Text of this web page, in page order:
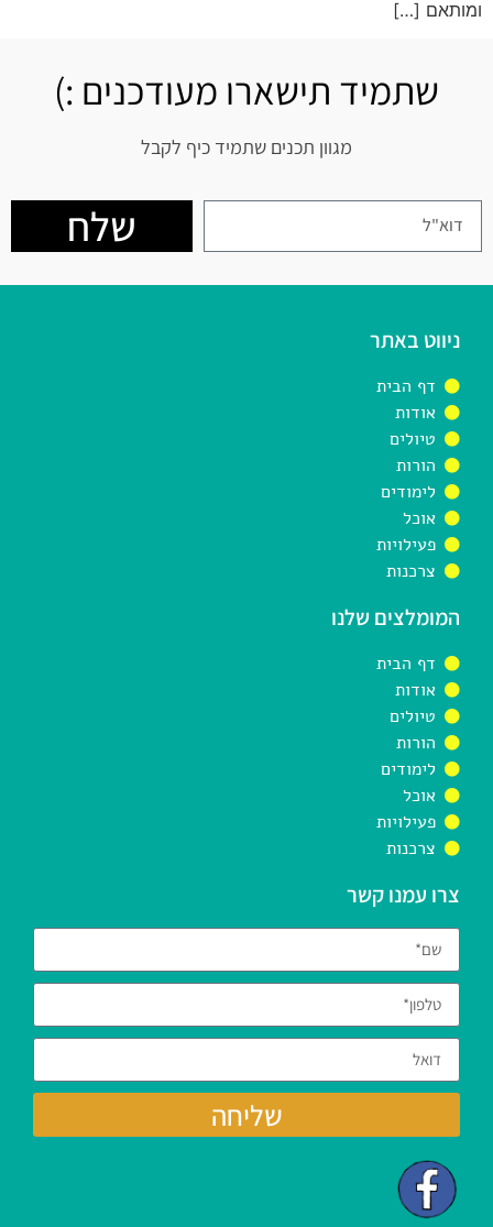
ומותאם […]
שתמיד תישארו מעודכנים :)
מגוון תכנים שתמיד כיף לקבל
שלח
ניווט באתר
דף הבית
אודות
טיולים
הורות
לימודים
אוכל
פעילויות
צרכנות
המומלצים שלנו
דף הבית
אודות
טיולים
הורות
לימודים
אוכל
פעילויות
צרכנות
צרו עמנו קשר
שליחה